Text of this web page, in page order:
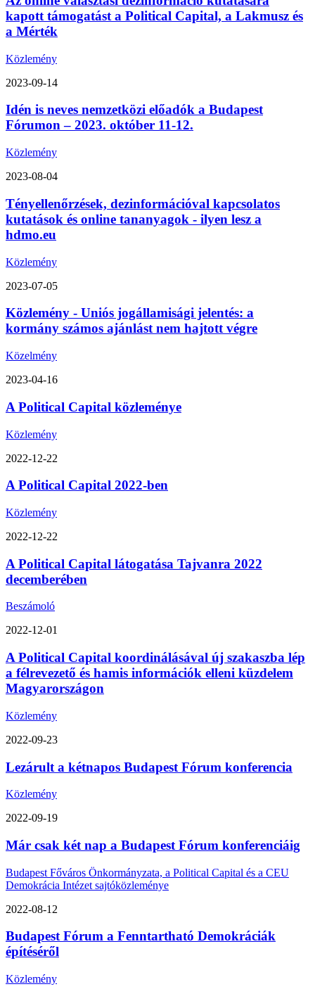
kapott támogatást a Political Capital, a Lakmusz és
a Mérték
Közlemény
2023-09-14
Idén is neves nemzetközi előadók a Budapest
Fórumon – 2023. október 11-12.
Közlemény
2023-08-04
Tényellenőrzések, dezinformációval kapcsolatos
kutatások és online tananyagok - ilyen lesz a
hdmo.eu
Közlemény
2023-07-05
Közlemény - Uniós jogállamisági jelentés: a
kormány számos ajánlást nem hajtott végre
Közelmény
2023-04-16
A Political Capital közleménye
Közlemény
2022-12-22
A Political Capital 2022-ben
Közlemény
2022-12-22
A Political Capital látogatása Tajvanra 2022
decemberében
Beszámoló
2022-12-01
A Political Capital koordinálásával új szakaszba lép
a félrevezető és hamis információk elleni küzdelem
Magyarországon
Közlemény
2022-09-23
Lezárult a kétnapos Budapest Fórum konferencia
Közlemény
2022-09-19
Már csak két nap a Budapest Fórum konferenciáig
Budapest Főváros Önkormányzata, a Political Capital és a CEU
Demokrácia Intézet sajtóközleménye
2022-08-12
Budapest Fórum a Fenntartható Demokráciák
építéséről
Közlemény